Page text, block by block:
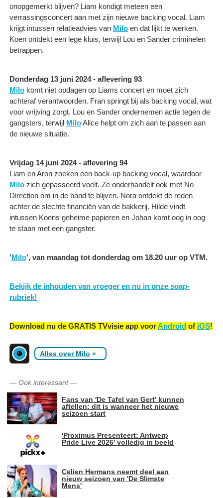
onopgemerkt blijven? Liam kondigt meteen een
verrassingsconcert aan met zijn nieuwe backing vocal. Liam
krijgt intussen relatieadvies van Milo en dat lijkt te werken.
Koen ontdekt een lege kluis, terwijl Lou en Sander criminelen
betrappen.
Donderdag 13 juni 2024 - aflevering 93
Milo komt niet opdagen op Liams concert en moet zich
achteraf verantwoorden. Fran springt bij als backing vocal, wat
voor wrijving zorgt. Lou en Sander ondernemen actie tegen de
gangsters, terwijl MiloAlice helpt om zich aan te passen aan
de nieuwe situatie.
Vrijdag 14 juni 2024 - aflevering 94
Liam en Aron zoeken een back-up backing vocal, waardoor
Milo zich gepasseerd voelt. Ze onderhandelt ook met No
Direction om in de band te blijven. Nora ontdekt de reden
achter de slechte financiën van de bakkerij. Hilde vindt
intussen Koens geheime papieren en Johan komt oog in oog
te staan met een gangster.
'Milo', van maandag tot donderdag om 18.20 uur op VTM.
Bekijk de inhouden van vroeger en nu in onze soap-
rubriek!
Download nu de GRATIS TVvisie app voorAndroid of iOS!
Alles over Milo »
— Ook interessant—
Fans van 'De Tafel van Gert' kunnen
aftellen: dit is wanneer het nieuwe
seizoen start
'Proximus Presenteert: Antwerp
Pride Live 2026' volledig in beeld
Celien Hermans neemt deel aan
nieuw seizoen van 'De Slimste
Mens'